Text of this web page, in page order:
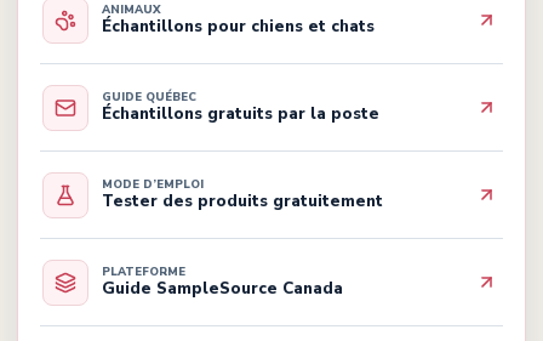
ANIMAUX
Échantillons pour chiens et chats
GUIDE QUÉBEC
Échantillons gratuits par la poste
MODE D’EMPLOI
Tester des produits gratuitement
PLATEFORME
Guide SampleSource Canada